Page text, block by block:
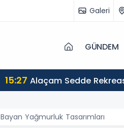
Galeri
GÜNDEM
15:27 Alaçam Sedde
Bayan Yağmurluk Tasarımları